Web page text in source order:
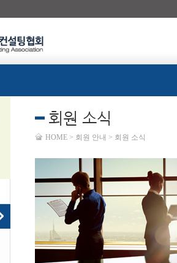
회원 소식
HOME > 회원 안내 > 회원 소식